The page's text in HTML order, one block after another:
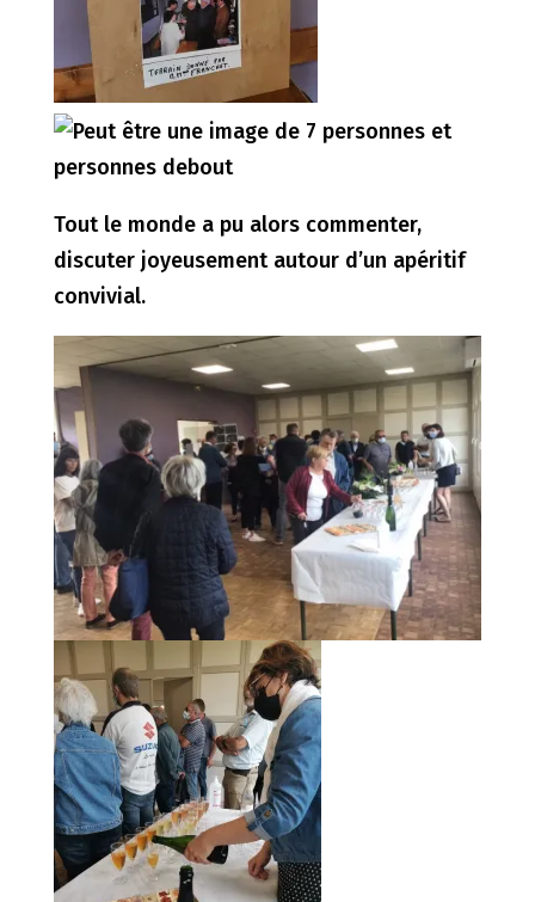
Tout le monde a pu alors commenter,
discuter joyeusement autour d’un apéritif
convivial.